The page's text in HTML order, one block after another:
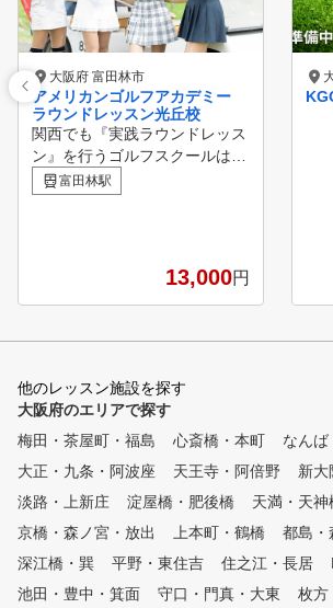
大阪府 富田林市
アメリカンゴルフアカデミー
ラウンドレッスン光丘校
関西でも『実践ラウンドレッス
ン』を行うゴルフスクールは数
少ないですが、当スクールでは
多くのゴルファーの為に、コー
。 特に、初心者でコースラウ
ンドが初めての方には、一度コ
ースラウンドを経験することで
ドバイスを行い、満足のいくよ
うに指導いたします。 当スク
ールでは、その環境の中で『レ
ッスン受講者』に基本技術と毎
月開催される『ラウンドレッス
ン』で応用技術を身に付けてい
くことで、受講者の満足度を最
ております。 是非一度、体験
レッスンから始められたらいか
富田林駅
13,000円
他のレッスン施設を探す
大阪府のエリアで探す
梅田・茶屋町・福島
心斎橋・本町
なんば
大正・九条・阿波座
天王寺・阿倍野
新大
淡路・上新庄
淀屋橋・肥後橋
天満・天
京橋・森ノ宮・放出
上本町・鶴橋
都島・
深江橋・巽
平野・東住吉 住之江・長居
池田・豊中・箕面
守口・門真・大東
枚方